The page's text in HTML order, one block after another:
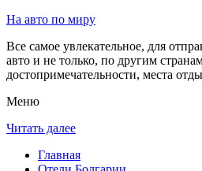
На авто по миру
Все самое увлекательное, для
авто и не только, по другим
достопримечательности, места
Меню
Читать далее
Главная